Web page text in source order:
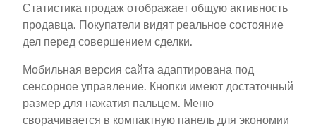
Статистика продаж отображает общую активность
продавца. Покупатели видят реальное состояние
дел перед совершением сделки.
Мобильная версия сайта адаптирована под
сенсорное управление. Кнопки имеют достаточный
размер для нажатия пальцем. Меню
сворачивается в компактную панель для экономии